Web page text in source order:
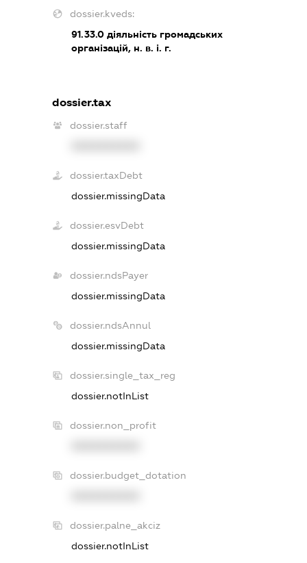
dossier.kveds:
91.33.0 діяльність громадських
організацій, н. в. і. г.
dossier.tax
dossier.staff
dossier.taxDebt
dossier.missingData
dossier.esvDebt
dossier.missingData
dossier.ndsPayer
dossier.missingData
dossier.ndsAnnul
dossier.missingData
dossier.single_tax_reg
dossier.notInList
dossier.non_profit
dossier.budget_dotation
dossier.palne_akciz
dossier.notInList